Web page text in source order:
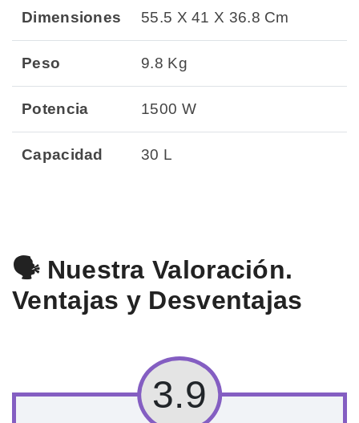
Dimensiones 55.5 X 41 X 36.8 Cm
Peso 9.8 Kg
Potencia 1500 W
Capacidad 30 L
🗣️ Nuestra Valoración.
Ventajas y Desventajas
3.9